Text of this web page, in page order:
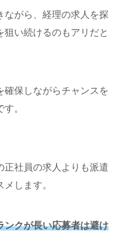
ながら、経理の求人を探
狙い続けるのもアリだと
確保しながらチャンスを
。
正社員の求人よりも派遣
します。
ンクが長い応募者は避け